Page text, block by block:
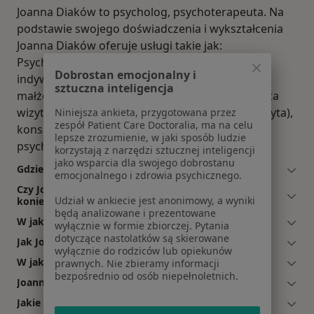
Joanna Diaków to psycholog, psychoterapeuta. Na
podstawie swojego doświadczenia i wykształcenia
Joanna Diaków oferuje usługi takie jak:
Psychoterapia, psychoedukacja, psychoterapia
indywidualna, terapia par, psychoterapia par i
małżeństw, konsultacja psychologiczna (pierwsza
wizyta), konsultacja psychologiczna (kolejna wizyta),
konsultacja psychoterapeutyczna, Konsultacja
psychologiczna, psychoterapia depresji.
Gdzie Joanna Diaków ma swój gabinet?
Czy Joanna Diaków przyjmuje online, bez
konieczności pojawiania się w placówce?
W jakich językach konsultuje Joanna Diaków?
Jak Joanna Diaków umawia wizyty?
W jakich godzinach przyjmuje Joanna Diaków?
Joanna Diaków: co mówią pacjenci?
Jakie ubezpieczenia akceptuje Joanna Diaków?
Dobrostan emocjonalny i
sztuczna inteligencja
Niniejsza ankieta, przygotowana przez
zespół Patient Care Doctoralia, ma na celu
lepsze zrozumienie, w jaki sposób ludzie
korzystają z narzędzi sztucznej inteligencji
jako wsparcia dla swojego dobrostanu
emocjonalnego i zdrowia psychicznego.
Udział w ankiecie jest anonimowy, a wyniki
będą analizowane i prezentowane
wyłącznie w formie zbiorczej. Pytania
dotyczące nastolatków są skierowane
wyłącznie do rodziców lub opiekunów
prawnych. Nie zbieramy informacji
bezpośrednio od osób niepełnoletnich.